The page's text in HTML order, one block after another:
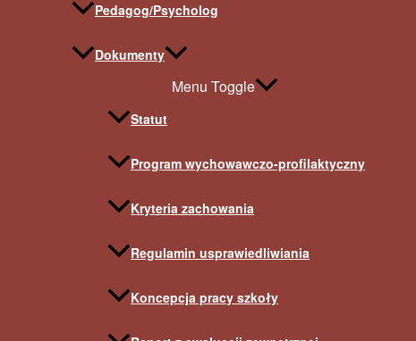
Pedagog/Psycholog
Dokumenty
Menu Toggle
Statut
Program wychowawczo-profilaktyczny
Kryteria zachowania
Regulamin usprawiedliwiania
Koncepcja pracy szkoły